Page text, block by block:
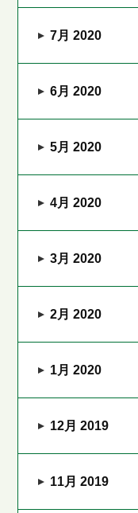
7月 2020
6月 2020
5月 2020
4月 2020
3月 2020
2月 2020
1月 2020
12月 2019
11月 2019